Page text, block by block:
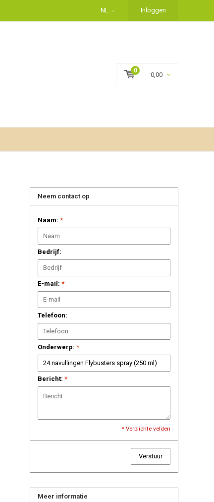
NL Inloggen
0
0,00
Neem contact op
Naam: *
Bedrijf:
E-mail: *
Telefoon:
Onderwerp: *
Bericht: *
* Verplichte velden
Verstuur
Meer informatie